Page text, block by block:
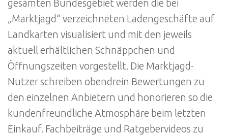
gesamten Bundesgebiet werden die bei
„Marktjagd“ verzeichneten Ladengeschäfte auf
Landkarten visualisiert und mit den jeweils
aktuell erhältlichen Schnäppchen und
Öffnungszeiten vorgestellt. Die Marktjagd-
Nutzer schreiben obendrein Bewertungen zu
den einzelnen Anbietern und honorieren so die
kundenfreundliche Atmosphäre beim letzten
Einkauf. Fachbeiträge und Ratgebervideos zu